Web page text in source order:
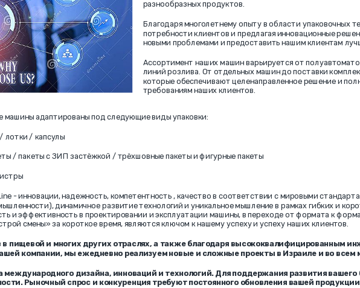
разнообразных продуктов.
Благодаря многолетнему опыту в области упаковочных
потребности клиентов и предлагая инновационные
новыми проблемами и предоставить нашим клиентам
Ассортимент наших машин варьируется от
линий розлива. От отдельных машин до поставки
которые обеспечивают целенаправленное решение и
требованиям наших клиентов.
машины адаптированы под следующие виды упаковки:
лотки / капсулы
/ пакеты сЗИП застёжкой / трёхшовные пакеты и фигурные пакеты
- инновации, надежность, компетентность , качество в соответствии с мировыми
динамичное развитие технологий и уникальное мышление в рамках гибких и
и эффективность в проектировании и эксплуатации машины, в переходе от формата к
смены» за короткое время, являются ключом к нашему успеху и успеху наших клиентов.
в пищевой и многих других отраслях, а также благодаря высококвалифицированным
компании, мы ежедневно реализуем новые и сложные проекты в Израиле и во всем
международного дизайна, инноваций и технологий. Для поддержания развития
Рыночный спрос и конкуренция требуют постоянного обновления вашей